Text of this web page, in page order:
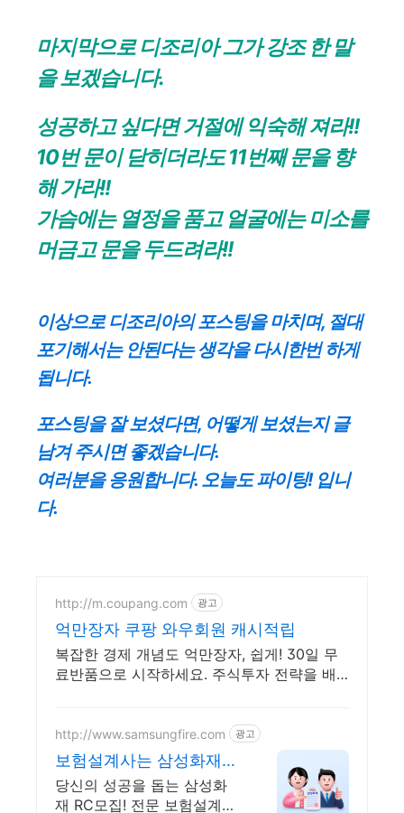
마지막으로 디조리아 그가 강조 한 말
을 보겠습니다.
성공하고 싶다면 거절에 익숙해 져라!!
10번 문이 닫히더라도 11번째 문을 향
해 가라!!
가슴에는 열정을 품고 얼굴에는 미소를
머금고 문을 두드려라!!
이상으로 디조리아의 포스팅을 마치며, 절대
포기해서는 안된다는 생각을 다시한번 하게
됩니다.
포스팅을 잘 보셨다면, 어떻게 보셨는지 글
남겨 주시면 좋겠습니다.
여러분을 응원합니다. 오늘도 파이팅! 입니
다.
http://m.coupang.com 광고
억만장자 쿠팡 와우회원 캐시적립
복잡한 경제 개념도 억만장자, 쉽게! 30일 무
료반품으로 시작하세요. 주식투자 전략을 배
http://www.samsungfire.com 광고
보험설계사는 삼성화재
RC로
당신의 성공을 돕는 삼성화
재 RC모집! 전문 보험설계사